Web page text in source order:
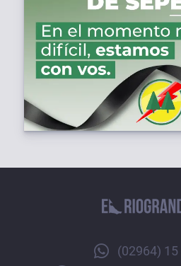
(02964) 15